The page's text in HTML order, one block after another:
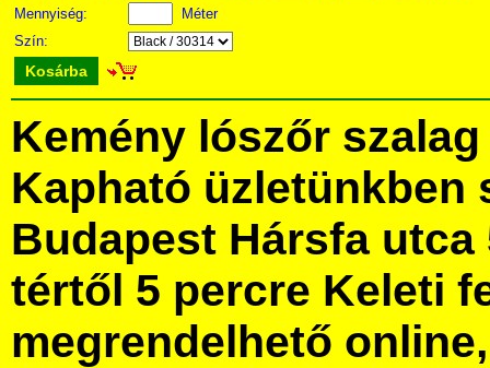
Mennyiség:
Méter
Szín:
Kosárba
Kemény lószőr
Kapható üzletünkben
Budapest Hársfa utca
tértől 5 percre Keleti
megrendelhető